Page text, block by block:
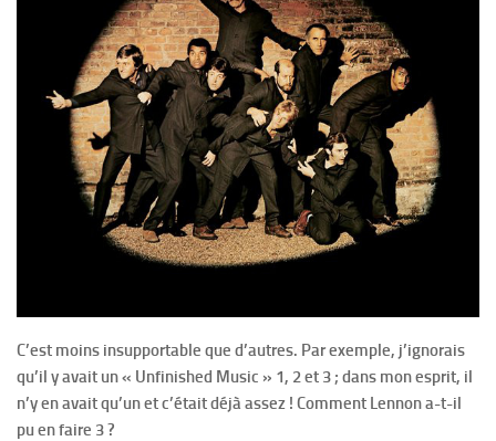
C’est moins insupportable que d’autres. Par exemple, j’ignorais
qu’il y avait un « Unfinished Music » 1, 2 et 3 ; dans mon esprit, il
n’y en avait qu’un et c’était déjà assez ! Comment Lennon a-t-il
pu en faire 3 ?